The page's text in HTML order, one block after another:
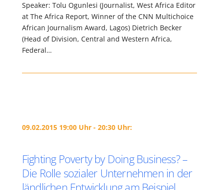
Speaker: Tolu Ogunlesi (Journalist, West Africa Editor
at The Africa Report, Winner of the CNN Multichoice
African Journalism Award, Lagos) Dietrich Becker
(Head of Division, Central and Western Africa,
Federal…
09.02.2015 19:00 Uhr - 20:30 Uhr:
Fighting Poverty by Doing Business? –
Die Rolle sozialer Unternehmen in der
ländlichen Entwicklung am Beispiel